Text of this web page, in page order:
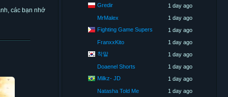
các bạn nhớ
Gredir
1 day ago
MrMalex
1 day ago
Fighting Game Supers
1 day ago
FranxxKito
1 day ago
착말
1 day ago
Doaenel Shorts
1 day ago
Milkz- JD
1 day ago
Natasha Told Me
1 day ago